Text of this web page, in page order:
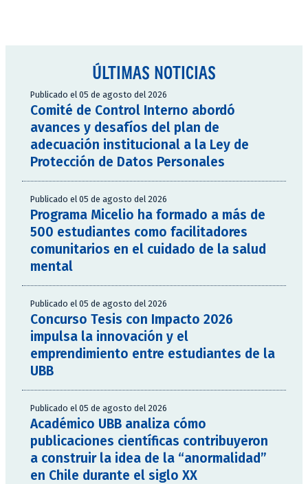
ÚLTIMAS NOTICIAS
Publicado el 05 de agosto del 2026
Comité de Control Interno abordó
avances y desafíos del plan de
adecuación institucional a la Ley de
Protección de Datos Personales
Publicado el 05 de agosto del 2026
Programa Micelio ha formado a más de
500 estudiantes como facilitadores
comunitarios en el cuidado de la salud
mental
Publicado el 05 de agosto del 2026
Concurso Tesis con Impacto 2026
impulsa la innovación y el
emprendimiento entre estudiantes de la
UBB
Publicado el 05 de agosto del 2026
Académico UBB analiza cómo
publicaciones científicas contribuyeron
a construir la idea de la “anormalidad”
en Chile durante el siglo XX